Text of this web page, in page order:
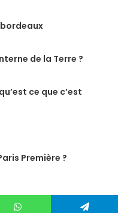
de la Terre ?
ce que c’est
Première ?